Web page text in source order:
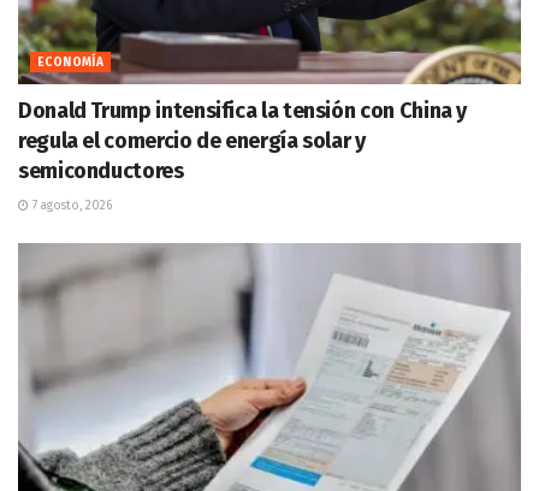
ECONOMÍA
Donald Trump intensifica la tensión con China y
regula el comercio de energía solar y
semiconductores
7 agosto, 2026